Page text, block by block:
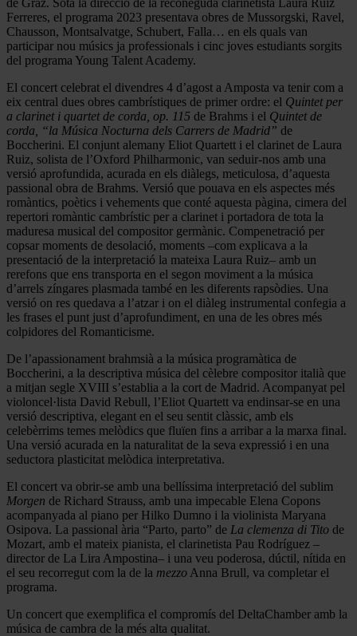
Ferreres, el programa 2023 presentava obres de Mussorgski, Ravel,
Chausson, Montsalvatge, Schubert, Falla… en els quals van
participar nou músics ja professionals i cinc joves estudiants sorgits
del programa Young Talent Academy.
El concert celebrat el divendres 4 d’agost a Amposta va tenir com a
eix central dues obres cambrístiques de primer ordre: el Quintet per
a clarinet i quartet de corda, op. 115 de Brahms i el Quintet de
corda, “la Música Nocturna dels Carrers de Madrid” de
Boccherini. El conjunt alemany Eliot Quartett i el clarinet de Laura
Ruiz, solista de l’Oxford Philharmonic, van seduir-nos amb una
versió aprofundida, acurada en els diàlegs, meticulosa, d’aquesta
passional obra de Brahms. Versió que pouava en els aspectes més
romàntics, poètics i vehements que conté aquesta pàgina, cimera del
repertori romàntic cambrístic per a clarinet i portadora de tota la
maduresa musical del compositor germànic. Compenetració per
copsar moments de desolació, moments –com explicava a la
presentació de la interpretació la mateixa Laura Ruiz– amb un
rerefons que ens transporta en el segon moviment a la música
d’arrels zíngares plasmada també en les diferents rapsòdies. Una
versió on res quedava a l’atzar i on el diàleg instrumental confegia a
les frases el punt just d’aprofundiment, en una de les obres més
colpidores del Romanticisme.
De l’apassionament brahmsià a la música programàtica de
Boccherini, a la descriptiva música del cèlebre compositor italià que
a mitjan segle XVIII s’establia a la cort de Madrid. Acompanyat pel
violoncel·lista David Rebull, l’Eliot Quartett va endinsar-se en una
versió descriptiva, elegant en el seu sentit clàssic, amb els
celebèrrims temes melòdics que fluïen fins a arribar a la marxa final.
Una versió acurada en la naturalitat de la seva expressió i en una
seductora plasticitat melòdica interpretativa.
El concert va obrir-se amb una bellíssima interpretació del sublim
Morgen de Richard Strauss, amb una impecable Elena Copons
acompanyada al piano per Hilko Dumno i la violinista Maryana
Osipova. La passional ària “Parto, parto” de La clemenza di Tito de
Mozart, amb el mateix pianista, el clarinetista Pau Rodríguez –
director de La Lira Ampostina– i una veu poderosa, dúctil, nítida en
el seu recorregut com la de la mezzo Anna Brull, va completar el
programa.
Un concert que exemplifica el compromís del DeltaChamber amb la
música de cambra de la més alta qualitat.